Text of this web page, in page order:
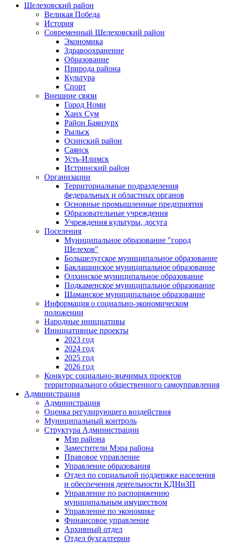
Шелеховский район
Великая Победа
История
Современный Шелеховский район
Экономика
Здравоохранение
Образование
Природа района
Культура
Спорт
Внешние связи
Город Номи
Ханх Сум
Район Баянзурх
Рыльск
Осинский район
Саянск
Усть-Илимск
Истринский район
Организации
Территориальные подразделения
федеральных и областных органов
Основные промышленные предприятия
Образовательные учреждения
Учреждения культуры, досуга
Поселения
Муниципальное образование "город
Шелехов"
Большелугское муниципальное образование
Баклашинское муниципальное образование
Олхинское муниципальное образование
Подкаменское муниципальное образование
Шаманское муниципальное образование
Информация о социально-экономическом
положении
Народные инициативы
Инициативные проекты
2023 год
2024 год
2025 год
2026 год
Конкурс социально-значимых проектов
территориального общественного самоуправления
Администрация
Администрация
Оценка регулирующего воздействия
Муниципальный контроль
Структура Администрации
Мэр района
Заместители Мэра района
Правовое управление
Управление образования
Отдел по социальной поддержке населения
и обеспечения деятельности КДНиЗП
Управление по распоряжению
муниципальным имуществом
Управление по экономике
Финансовое управление
Архивный отдел
Отдел бухгалтерии